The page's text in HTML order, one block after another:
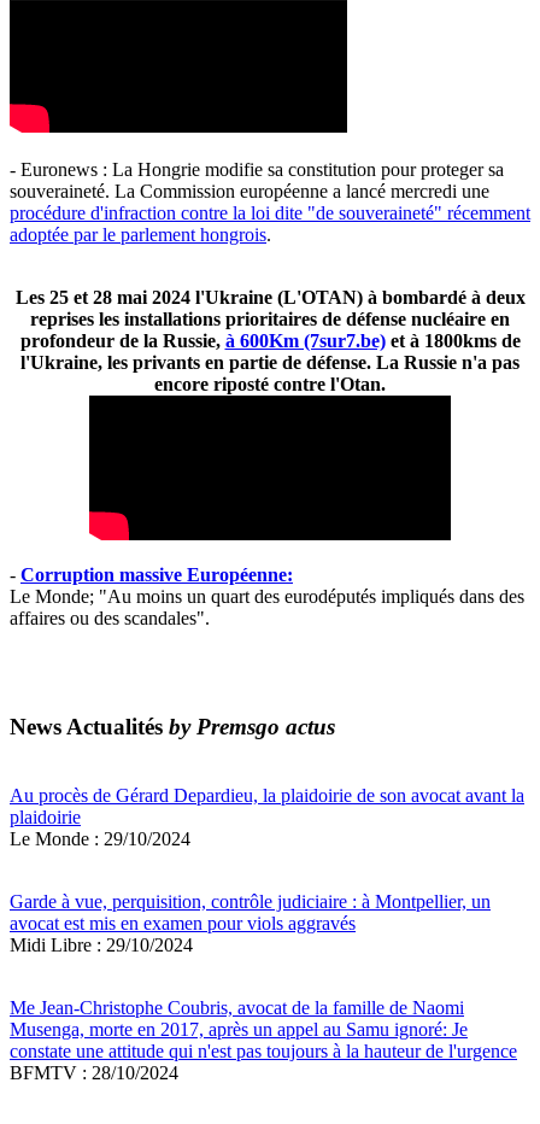
- Euronews : La Hongrie modifie sa constitution pour proteger sa
souveraineté. La Commission européenne a lancé mercredi une
procédure d'infraction contre la loi dite "de souveraineté" récemment
adoptée par le parlement hongrois.
Les 25 et 28 mai 2024 l'Ukraine (L'OTAN) à bombardé à deux
reprises les installations prioritaires de défense nucléaire en
profondeur de la Russie, à 600Km (7sur7.be)et à 1800kms de
l'Ukraine, les privants en partie de défense. La Russie n'a pas
encore riposté contre l'Otan.
- Corruption massive Européenne:
Le Monde; "Au moins un quart des eurodéputés impliqués dans des
affaires ou des scandales".
News Actualités by Premsgo actus
Au procès de Gérard Depardieu, la plaidoirie de son avocat avant la
plaidoirie
Le Monde : 29/10/2024
Garde à vue, perquisition, contrôle judiciaire : à Montpellier, un
avocat est mis en examen pour viols aggravés
Midi Libre : 29/10/2024
Me Jean-Christophe Coubris, avocat de la famille de Naomi
Musenga, morte en 2017, après un appel au Samu ignoré: Je
constate une attitude qui n'est pas toujours à la hauteur de l'urgence
BFMTV : 28/10/2024